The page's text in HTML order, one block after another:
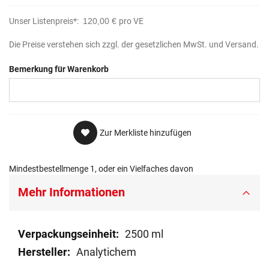
Unser Listenpreis*: 120,00 € pro VE
Die Preise verstehen sich zzgl. der gesetzlichen MwSt. und Versand.
Bemerkung für Warenkorb
Zur Merkliste hinzufügen
Mindestbestellmenge 1, oder ein Vielfaches davon
Mehr Informationen
Mehr
Informationen
2500 ml
Analytichem